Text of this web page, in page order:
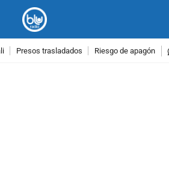
Presos trasladados Riesgo de apagón